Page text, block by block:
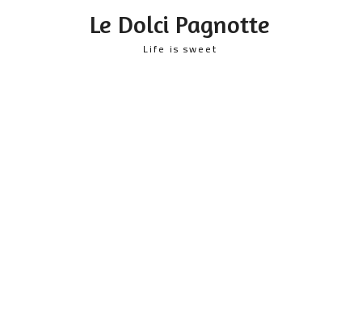
Le Dolci Pagnotte
Life is sweet